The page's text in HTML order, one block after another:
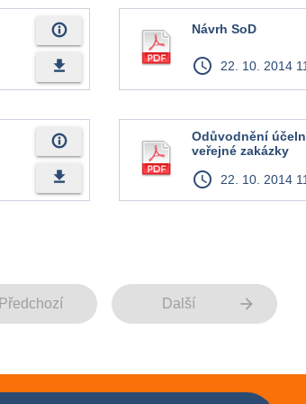
info_outline
file_download
Návrh SoD
access_time 22. 10. 2014
info_outline
file_download
Odůvodnění
veřejné zakázky
access_time 22. 10. 2014
Předchozí Další arrow_forward